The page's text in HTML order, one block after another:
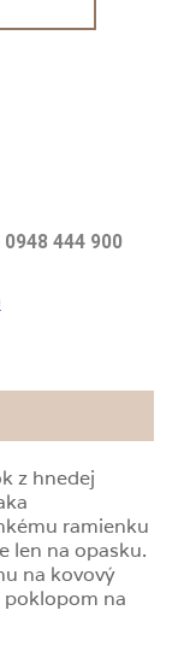
0948 444 900
z hnedej
ramienku
len na opasku.
na kovový
na